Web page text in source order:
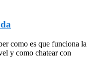
como es que funciona la
y como chatear con